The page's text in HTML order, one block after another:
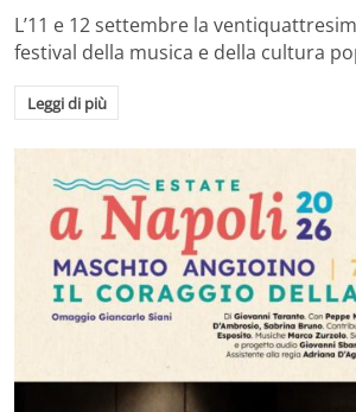
L’11 e 12 settembre la
festival della musica e della cultura
Leggi di più